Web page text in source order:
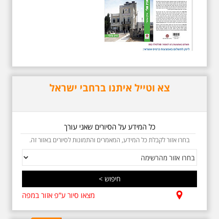
5.6.2026 שישי בבוקר
ב-10:00 אריק איינשטיין
וגם קצת אלתרמן סיור
ושיריוו - עטור מצחך זהב
שחור תחנות תל אביביות
מחייו של אריק איינשטיין -
מתאים גם למשפחות -
בשנה השלוש עשרה לפטירתו סיור
בתל-אביב. החל ממקום ילדותו, דרך
המקומות שהזכיר בשיריו. מקום
עליהם חלם והתגעגע. נתחיל מבית
הולדתו ברחוב גורדון. נשמע אחדים
משיריו של אריק איינשטיין ונסיים את
הסיור ליד קברו בבית הקברות
צא וטייל איתנו ברחבי ישראל
כל המידע על הסיורים שאני עורך
בחרו אזור לקבלת כל המידע, המאמרים והתמונות לסיורים באזור זה.
מצאו סיור ע”פ אזור במפה